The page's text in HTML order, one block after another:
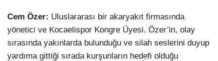
Cem Özer: Uluslararası bir akaryakıt firmasında
yönetici ve Kocaelispor Kongre Üyesi. Özer’in, olay
sırasında yakınlarda bulunduğu ve silah seslerini duyup
yardıma gittiği sırada kurşunların hedefi olduğu